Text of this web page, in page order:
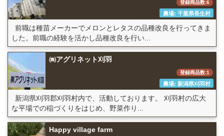
登録商品数:6
農場: 千葉県長生村
前職は種苗メーカーでメロンとレタスの品種改良を行ってきま
した。前職の経験を活かし品種改良を行い...
㈱アグリネット刈羽
登録商品数:1
農場: 新潟県刈羽村
新潟県刈羽郡刈羽村内で、活動しております。 刈羽村の広大
な平場での稲づくりをはじめ、野菜作り...
Happy village farm